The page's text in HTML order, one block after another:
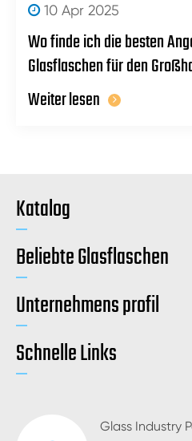
10 Apr 2025
Wo finde ich die besten
Glasflaschen für den
Weiter lesen
Katalog
Beliebte Glasflaschen
Unternehmens profil
Schnelle Links
Glass Industry